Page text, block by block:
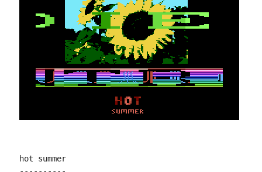
hot summer